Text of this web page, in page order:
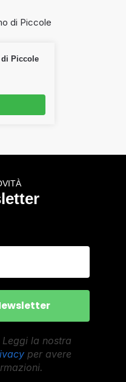
di Piccole
la nostra
per avere